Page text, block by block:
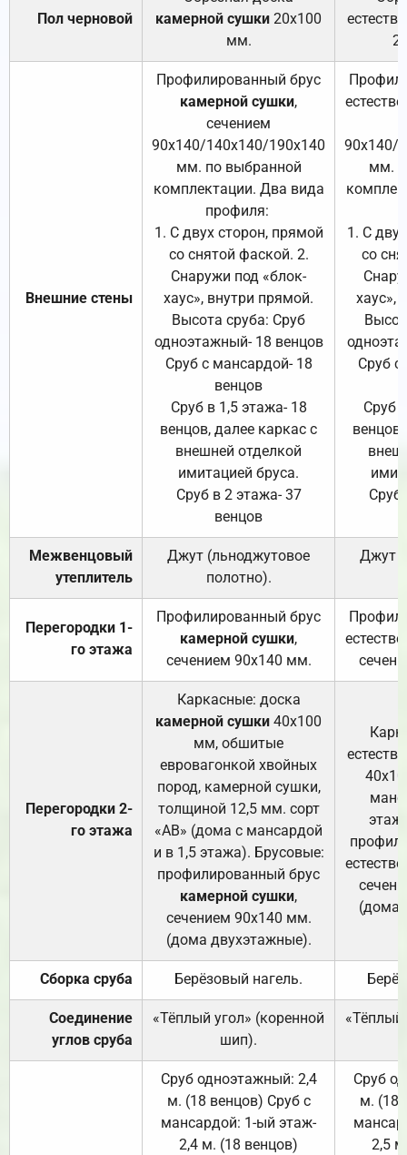
Пол черновой
камерной сушки 20х100
мм.
Внешние стены
Профилированный брус
камерной сушки,
сечением
90х140/140х140/190х140
мм. по выбранной
комплектации. Два вида
профиля:
1. С двух сторон, прямой
со снятой фаской. 2.
Снаружи под «блок-
хаус», внутри прямой.
Высота сруба: Сруб
одноэтажный- 18 венцов
Сруб с мансардой- 18
венцов
Сруб в 1,5 этажа- 18
венцов, далее каркас с
внешней отделкой
имитацией бруса.
Сруб в 2 этажа- 37
венцов
90х140/
мм.
1. С
со
хаус»,
Сруб с
Сруб
Сруб
Межвенцовый
утеплитель
Джут (льноджутовое
полотно).
Джут
Перегородки 1-
го этажа
Профилированный брус
камерной сушки,
сечением 90х140 мм.
Перегородки 2-
го этажа
Каркасные: доска
камерной сушки 40х100
мм, обшитые
евровагонкой хвойных
пород, камерной сушки,
толщиной 12,5 мм. сорт
«АВ» (дома с мансардой
и в 1,5 этажа). Брусовые:
профилированный брус
камерной сушки,
сечением 90х140 мм.
(дома двухэтажные).
(дома
Сборка сруба Берёзовый нагель.
Соединение
углов сруба
«Тёплый угол» (коренной
шип).
«Тёплый
Сруб одноэтажный: 2,4
м. (18 венцов) Сруб с
мансардой: 1-ый этаж-
2,4 м. (18 венцов)
Сруб
м. (18
2,5